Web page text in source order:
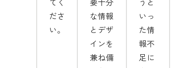
ださ
い。
な情報
とデザ
インを
兼ね備
いっ
た情
報不
足に